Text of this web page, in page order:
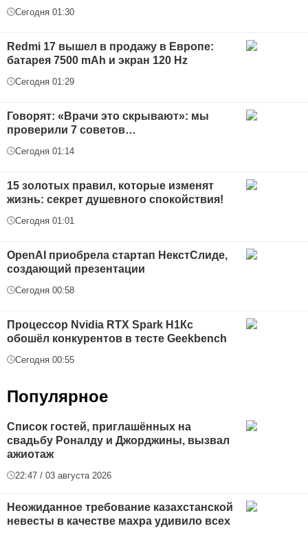
Сегодня 01:30
Redmi 17 вышел в продажу в Европе:
батарея 7500 mAh и экран 120 Hz
Сегодня 01:29
Говорят: «Врачи это скрывают»: мы
проверили 7 советов…
Сегодня 01:14
15 золотых правил, которые изменят
жизнь: секрет душевного спокойствия!
Сегодня 01:01
OpenAI приобрела стартап НекстСлиде,
создающий презентации
Сегодня 00:58
Процессор Nvidia RTX Spark Н1Кс
обошёл конкурентов в тесте Geekbench
Сегодня 00:55
Популярное
Список гостей, приглашённых на
свадьбу Роналду и Джорджины, вызвал
ажиотаж
22:47 / 03 августа 2026
Неожиданное требование казахстанской
невесты в качестве махра удивило всех